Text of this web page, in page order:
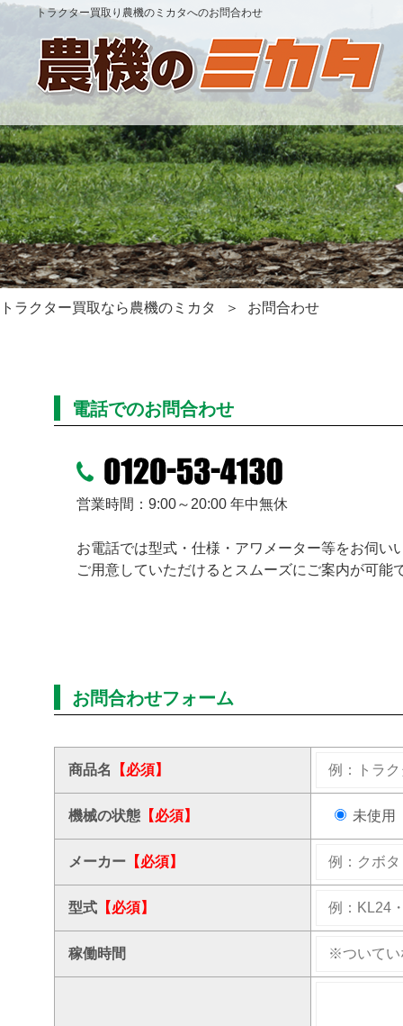
トラクター買取り農機のミカタへのお問合わせ
トラクター買取なら農機のミカタ お問合わせ
電話でのお問合わせ
営業時間：9:00～20:00 年中無休
お電話では型式・仕様・アワメーター等をお伺い
ご用意していただけるとスムーズにご案内が可能
お問合わせフォーム
商品名 【必須】
機械の状態 【必須】 未使用
メーカー 【必須】
型式 【必須】
稼働時間